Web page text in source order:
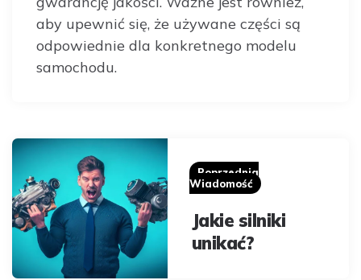
aby upewnić się, że używane części są
odpowiednie dla konkretnego modelu
samochodu.
Post
navigation
Poprzednia
Wiadomość
Jakie silniki
unikać?